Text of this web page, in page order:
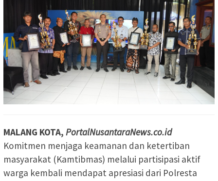
MALANG KOTA, PortalNusantaraNews.co.id
Komitmen menjaga keamanan dan ketertiban
masyarakat (Kamtibmas) melalui partisipasi aktif
warga kembali mendapat apresiasi dari Polresta